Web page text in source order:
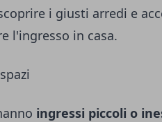
i giusti arredi e
l'ingresso in casa.
ingressi piccoli o